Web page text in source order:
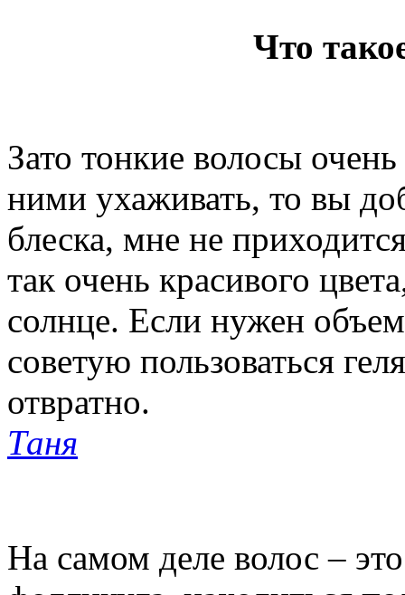
Что
Зато тонкие волосы
ними ухаживать, то вы
блеска, мне не
так очень красивого
солнце. Если нужен
советую пользоваться
отвратно.
Таня
На самом деле волос –